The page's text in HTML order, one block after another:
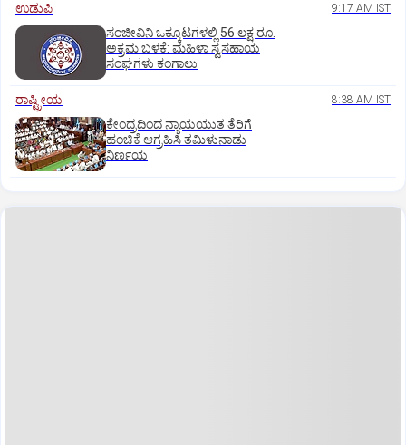
ಉಡುಪಿ 9:17 AM IST
ಸಂಜೀವಿನಿ ಒಕ್ಕೂಟಗಳಲ್ಲಿ 56 ಲಕ್ಷ ರೂ.
ಅಕ್ರಮ ಬಳಕೆ: ಮಹಿಳಾ ಸ್ವಸಹಾಯ
ಸಂಘಗಳು ಕಂಗಾಲು
ರಾಷ್ಟ್ರೀಯ 8:38 AM IST
ಕೇಂದ್ರದಿಂದ ನ್ಯಾಯಯುತ ತೆರಿಗೆ
ಹಂಚಿಕೆ ಆಗ್ರಹಿಸಿ ತಮಿಳುನಾಡು
ನಿರ್ಣಯ